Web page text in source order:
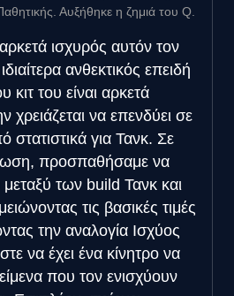
Αυξήθηκε η ζημιά του Q.
ισχυρός αυτόν τον
ανθεκτικός επειδή
κιτ του είναι αρκετά
να επενδύει σε
στατιστικά για Τανκ. Σε
προσπαθήσαμε να
μεταξύ των build Τανκ και
τις βασικές τιμές
την αναλογία Ισχύος
να έχει ένα κίνητρο να
που τον ενισχύουν